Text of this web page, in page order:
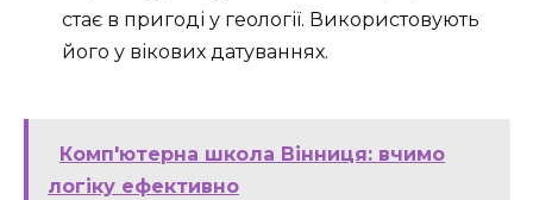
стає в пригоді у геології. Використовують
його у вікових датуваннях.
Комп'ютерна школа Вінниця: вчимо
логіку ефективно